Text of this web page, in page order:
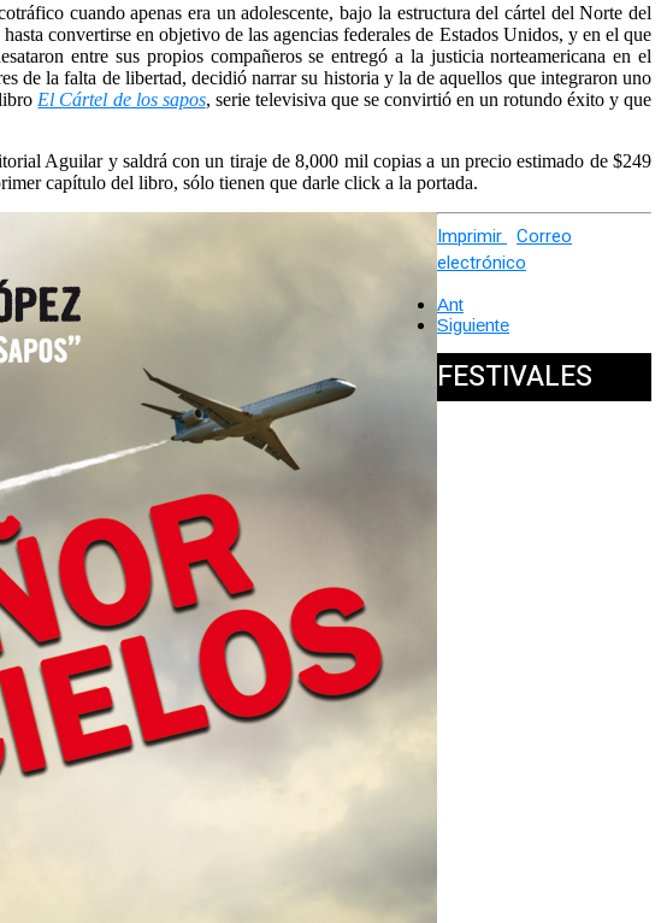
cuando apenas era un adolescente, bajo la estructura del cártel del Norte del
convertirse en objetivo de las agencias federales de Estados Unidos, y en el que
entre sus propios compañeros se entregó a la justicia norteamericana en el
de la falta de libertad, decidió narrar su historia y la de aquellos que integraron uno
El Cártel de los sapos, serie televisiva que se convirtió en un rotundo éxito y que
Aguilar y saldrá con un tiraje de 8,000 mil copias a un precio estimado de $249
capítulo del libro, sólo tienen que darle click a la portada.
Imprimir Correo
electrónico
Ant
Siguiente
FESTIVALES